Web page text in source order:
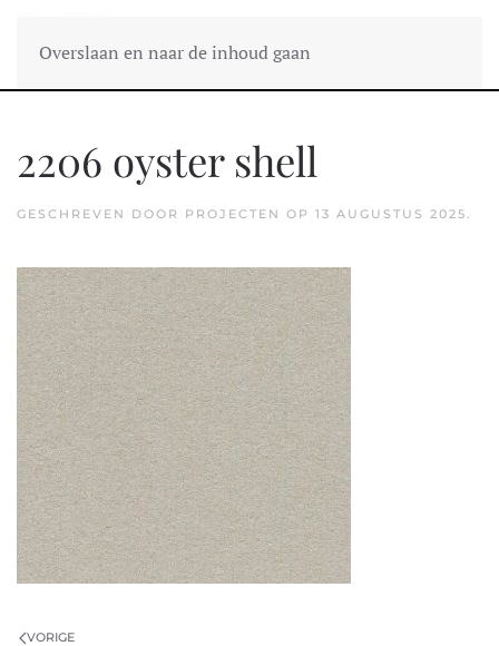
Overslaan en naar de inhoud gaan
2206 oyster shell
GESCHREVEN DOOR PROJECTEN OP 13 AUGUSTUS 2025.
VORIGE